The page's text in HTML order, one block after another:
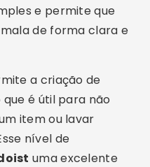
e permite que
de forma clara e
a criação de
é útil para não
item ou lavar
nível de
uma excelente